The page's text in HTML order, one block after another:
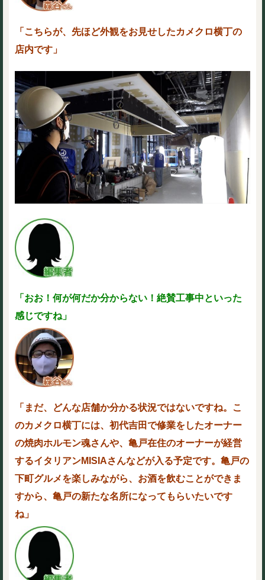
「こちらが、先ほど外観をお見せしたカメクロ横丁の
店内です」
「おお！何が何だか分からない！絶賛工事中といった
感じですね」
「まだ、どんな店舗か分かる状況ではないですね。こ
のカメクロ横丁には、初代吉田で修業をしたオーナー
の焼肉ホルモン魂さんや、亀戸在住のオーナーが経営
するイタリアンMISIAさんなどが入る予定です。亀戸の
下町グルメを楽しみながら、お酒を飲むことができま
すから、亀戸の新たな名所になってもらいたいです
ね」